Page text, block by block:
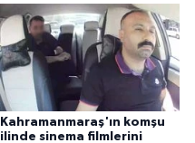
Kahramanmaraş'ın komşu
ilinde sinema filmlerini